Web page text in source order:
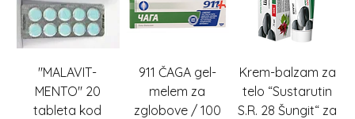
"MALAVIT-
MENTO" 20
tableta kod
911 ČAGA gel-
melem za
zglobove / 100
Krem-balzam za
telo “Sustarutin
S.R. 28 Šungit“ za